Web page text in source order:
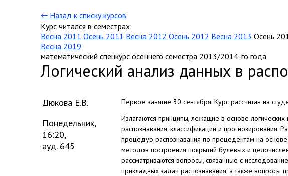
← Назад к списку курсов
Курс читался в семестрах:
Весна 2011 Осень 2011 Весна 2012 Осень 2012 Весна 2013 Осень
Весна 2019
математический спецкурс осеннего семестра 2013/2014-го года
Логический анализ данных в
Дюкова Е.В.
Понедельник,
16:20,
ауд. 645
Первое занятие 30 сентября. Курс рассчитан на
Излагаются принципы, лежащие в основе
распознавания, классификации и прогнозирования.
процедур распознавания по прецедентам на
методов построения покрытий булевых и
рассматриваются вопросы, связанные с
прикладных задач распознавания, а также вопросы